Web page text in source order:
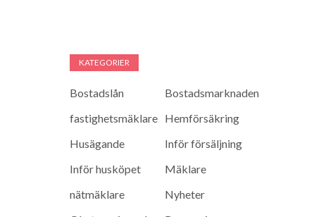
KATEGORIER
Bostadslån
Bostadsmarknaden
fastighetsmäklare Hemförsäkring
Husägande
Inför försäljning
Inför husköpet
Mäklare
nätmäklare
Nyheter